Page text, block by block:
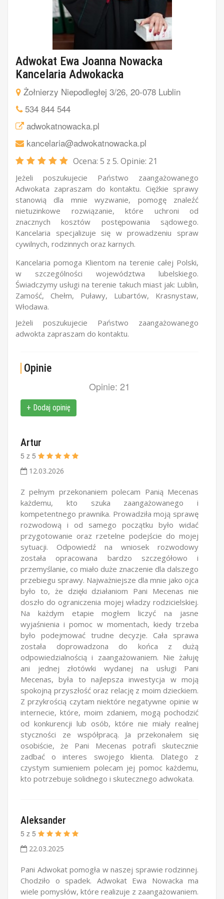
Adwokat Ewa Joanna Nowacka
Kancelaria Adwokacka
Żołnierzy Niepodległej 3/26, 20-078 Lublin
534 844 544
adwokatnowacka.pl
kancelaria@adwokatnowacka.pl
Ocena: 5 z 5. Opinie: 21
Jeżeli poszukujecie Państwo zaangażowanego
Adwokata zapraszam do kontaktu. Ciężkie sprawy
stanowią dla mnie wyzwanie, pomogę znaleźć
nietuzinkowe rozwiązanie, które uchroni od
znacznych kosztów postępowania sądowego.
Kancelaria specjalizuje się w prowadzeniu spraw
cywilnych, rodzinnych oraz karnych.
Kancelaria pomoga Klientom na terenie całej Polski,
w szczególności województwa lubelskiego.
Świadczymy usługi na terenie takuch miast jak: Lublin,
Zamość, Chełm, Puławy, Lubartów, Krasnystaw,
Włodawa.
Jeżeli poszukujecie Państwo zaangażowanego
adwokta zapraszam do kontaktu.
Opinie
Opinie: 21
+ Dodaj opinię
Artur
5 z 5
12.03.2026
Z pełnym przekonaniem polecam Panią Mecenas
każdemu, kto szuka zaangażowanego i
kompetentnego prawnika. Prowadziła moją sprawę
rozwodową i od samego początku było widać
przygotowanie oraz rzetelne podejście do mojej
sytuacji. Odpowiedź na wniosek rozwodowy
została opracowana bardzo szczegółowo i
przemyślanie, co miało duże znaczenie dla dalszego
przebiegu sprawy. Najważniejsze dla mnie jako ojca
było to, że dzięki działaniom Pani Mecenas nie
doszło do ograniczenia mojej władzy rodzicielskiej.
Na każdym etapie mogłem liczyć na jasne
wyjaśnienia i pomoc w momentach, kiedy trzeba
było podejmować trudne decyzje. Cała sprawa
została doprowadzona do końca z dużą
odpowiedzialnością i zaangażowaniem. Nie żałuję
ani jednej złotówki wydanej na usługi Pani
Mecenas, była to najlepsza inwestycja w moją
spokojną przyszłość oraz relację z moim dzieckiem.
Z przykrością czytam niektóre negatywne opinie w
internecie, które, moim zdaniem, mogą pochodzić
od konkurencji lub osób, które nie miały realnej
styczności ze współpracą. Ja przekonałem się
osobiście, że Pani Mecenas potrafi skutecznie
zadbać o interes swojego klienta. Dlatego z
czystym sumieniem polecam jej pomoc każdemu,
kto potrzebuje solidnego i skutecznego adwokata.
Aleksander
5 z 5
22.03.2025
Pani Adwokat pomogła w naszej sprawie rodzinnej.
Chodziło o spadek. Adwokat Ewa Nowacka ma
wiele pomysłów, które realizuje z zaangażowaniem.